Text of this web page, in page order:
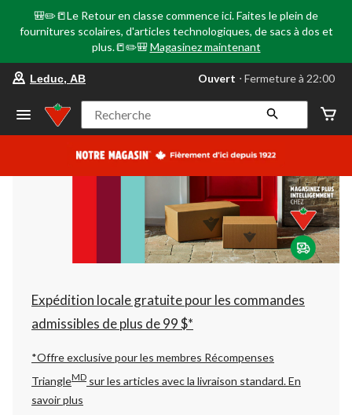
🎒✏️📒Le Retour en classe commence ici. Faites le plein de
fournitures scolaires, d'articles technologiques, de sacs à dos et
plus.📒✏️🎒 Magasinez maintenant
votre
préféré
Leduc,
AB,
courament
Fermeture
à
22:00
cliquer
pour
changer
Leduc, AB Ouvert ⋅ Fermeture à 22:00
Recherche
Expédition locale gratuite pour les commandes
admissibles de plus de 99 $*
*Offre exclusive pour les membres Récompenses
TriangleMD sur les articles avec la livraison standard.En
savoir plus